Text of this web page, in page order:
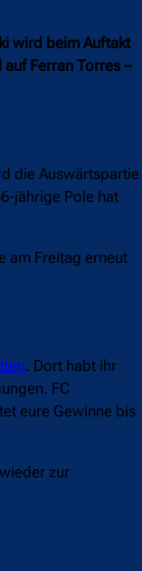
wird beim Auftakt
Ferran Torres –
die Auswärtspartie
jährige Pole hat
am Freitag erneut
. Dort habt ihr
FC
eure Gewinne bis
zur